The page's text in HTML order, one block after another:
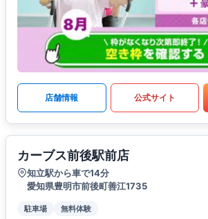
店舗情報 公式サイト
カーブス前後駅前店
知立駅から車で14分
愛知県豊明市前後町善江1735
駐車場 無料体験